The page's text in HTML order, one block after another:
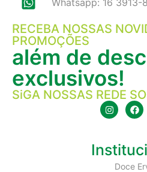
Whatsapp: 16 3913-
RECEBA NOSSAS
PROMOÇÕES
além de
exclusivos!
SiGA NOSSAS REDE
Doce